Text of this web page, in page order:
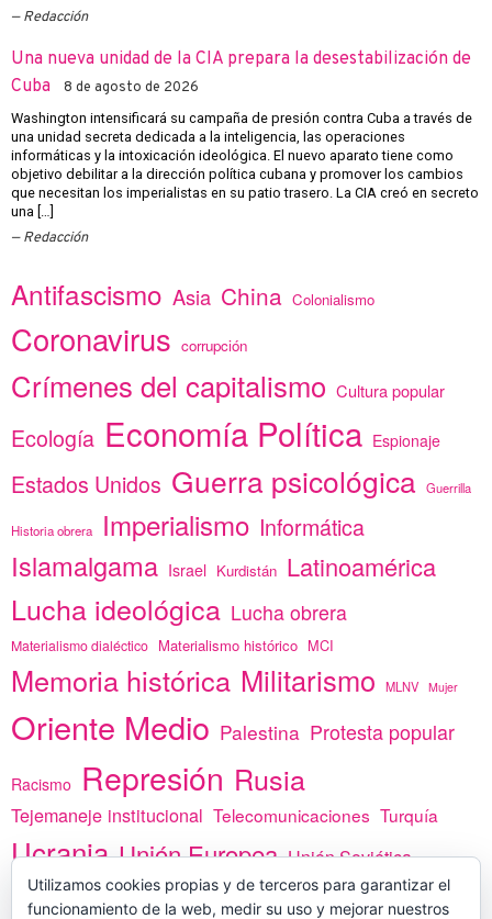
Redacción
Una nueva unidad de la CIA prepara la desestabilización de
Cuba
8 de agosto de 2026
Washington intensificará su campaña de presión contra Cuba a través de
una unidad secreta dedicada a la inteligencia, las operaciones
informáticas y la intoxicación ideológica. El nuevo aparato tiene como
objetivo debilitar a la dirección política cubana y promover los cambios
que necesitan los imperialistas en su patio trasero. La CIA creó en secreto
una […]
Redacción
Antifascismo Asia China Colonialismo
Coronavirus corrupción
Crímenes del capitalismo Cultura popular
Ecología Economía Política Espionaje
Estados Unidos Guerra psicológica Guerrilla
Historia obrera Imperialismo Informática
Islamalgama Israel Kurdistán Latinoamérica
Lucha ideológica Lucha obrera
Materialismo dialéctico Materialismo histórico MCI
Memoria histórica Militarismo MLNV Mujer
Oriente Medio Palestina Protesta popular
Racismo Represión Rusia
Tejemaneje institucional Telecomunicaciones Turquía
Ucrania Unión Europea Unión Soviética
vacunas Yemen África
Utilizamos cookies propias y de terceros para garantizar el
funcionamiento de la web, medir su uso y mejorar nuestros